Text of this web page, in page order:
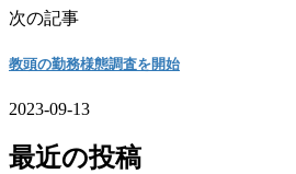
次の記事
教頭の勤務様態調査を開始
2023-09-13
最近の投稿